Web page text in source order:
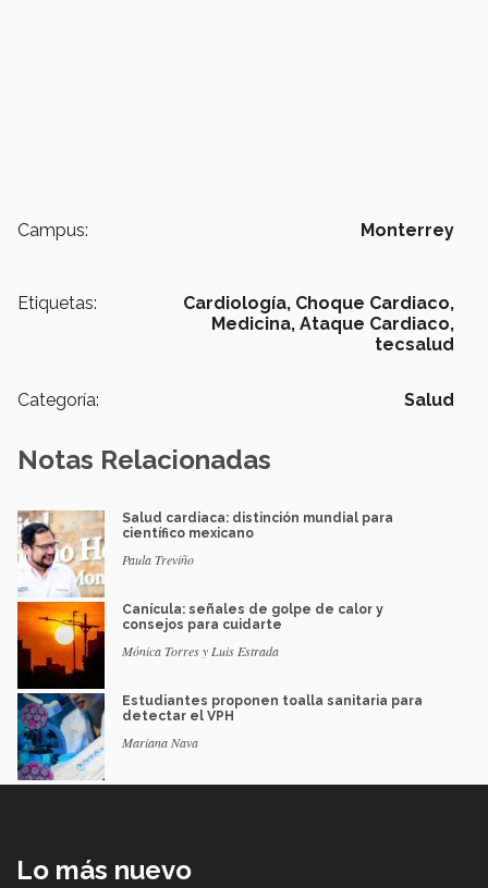
Campus: Monterrey
Etiquetas: Cardiología, Choque Cardiaco,
Medicina, Ataque Cardiaco,
tecsalud
Categoría: Salud
Notas Relacionadas
Salud cardiaca: distinción mundial para
científico mexicano
Paula Treviño
Canícula: señales de golpe de calor y
consejos para cuidarte
Mónica Torres y Luis Estrada
Estudiantes proponen toalla sanitaria para
detectar el VPH
Mariana Nava
Lo más nuevo